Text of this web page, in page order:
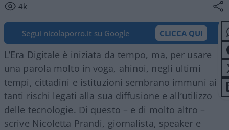
4k
Segui nicolaporro.it su Google CLICCA QUI
L’Era Digitale è iniziata da tempo, ma, per usare
una parola molto in voga, ahinoi, negli ultimi
tempi, cittadini e istituzioni sembrano immuni ai
tanti rischi legati alla sua diffusione e all’utilizzo
delle tecnologie. Di questo – e di molto altro –
scrive Nicoletta Prandi, giornalista, speaker e